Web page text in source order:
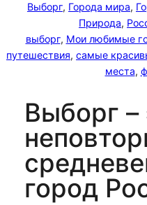
Выборг, Города мира,
Природа,
выборг, Мои любимые
путешествия, самые
места,
Выборг –
город